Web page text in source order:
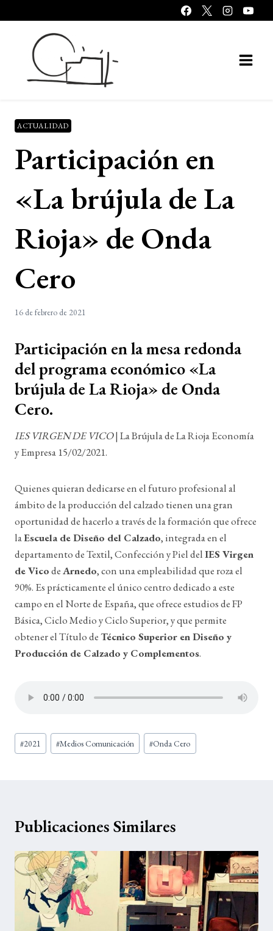
al
contenido
ACTUALIDAD
Participación en
«La brújula de La
Rioja» de Onda
Cero
16 de febrero de 2021
Participación en la mesa redonda
del programa económico «La
brújula de La Rioja» de Onda
Cero.
IES VIRGEN DE VICO| La Brújula de La Rioja Economía
y Empresa 15/02/2021.
Quienes quieran dedicarse en el futuro profesional al
ámbito de la producción del calzado tienen una gran
oportunidad de hacerlo a través de la formación que ofrece
laEscuela de Diseño del Calzado, integrada en el
departamento de Textil, Confección y Piel delIES Virgen
de VicodeArnedo, con una empleabilidad que roza el
90%. Es prácticamente el único centro dedicado a este
campo en el Norte de España, que ofrece estudios de FP
Básica, Ciclo Medio y Ciclo Superior, y que permite
obtener el Título deTécnico Superior en Diseño y
Producción de Calzado y Complementos.
Etiquetas
de
#2021 #Medios Comunicación #Onda Cero
Publicaciones Similares